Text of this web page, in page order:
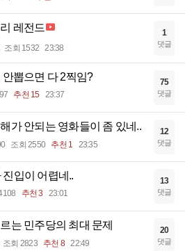
레전드
조회 1532 23:38
1
댓글
안뽑으면 다 2찍임?
추천 15 23:37
75
댓글
가 안되는 영화들이 좀 있네..
조회 2550 추천 1 23:35
12
댓글
진입이 어렵네..
추천 3 23:01
13
댓글
는 민주당의 최대 문제
조회 2823 추천 8 22:49
20
댓글